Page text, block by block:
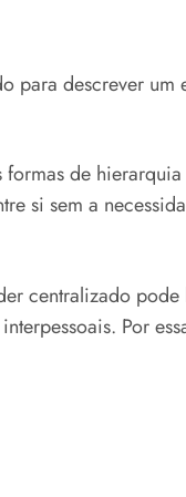
para descrever um
de
si sem a
centralizado
Por